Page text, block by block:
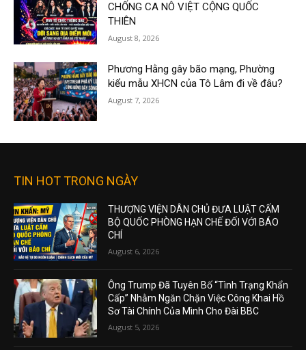
CHỐNG CA NÔ VIỆT CỘNG QUỐC
THIÊN
August 8, 2026
Phương Hằng gây bão mạng, Phường
kiểu mẫu XHCN của Tô Lâm đi về đâu?
August 7, 2026
TIN HOT TRONG NGÀY
THƯỢNG VIỆN DÂN CHỦ ĐƯA LUẬT CẤM
BỘ QUỐC PHÒNG HẠN CHẾ ĐỐI VỚI BÁO
CHÍ
August 6, 2026
Ông Trump Đã Tuyên Bố “Tình Trạng Khẩn
Cấp” Nhằm Ngăn Chặn Việc Công Khai Hồ
Sơ Tài Chính Của Mình Cho Đài BBC
August 5, 2026